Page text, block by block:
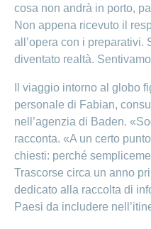
cosa non andrà in porto,
Non appena ricevuto il
all’opera con i preparativi.
diventato realtà.
Il viaggio intorno al globo
personale di Fabian,
nell’agenzia di Baden.
racconta. «A un certo
chiesti: perché
Trascorse circa un anno
dedicato alla raccolta di
Paesi da includere